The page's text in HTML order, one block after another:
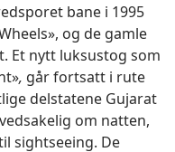
bane i 1995
og de gamle
Et nytt luksustog som
, går fortsatt i rute
delstatene Gujarat
om natten,
sightseeing. De